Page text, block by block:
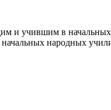
и учившим в
народных